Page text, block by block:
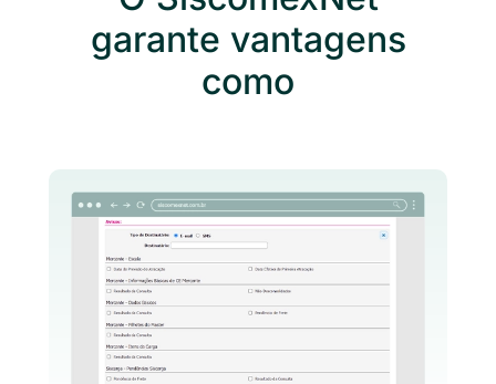
garante vantagens
como